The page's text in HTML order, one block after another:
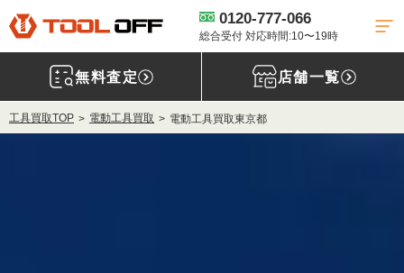
0120-777-066
総合受付 対応時間:10〜19時
無料査定 店舗一覧
工具買取TOP 電動工具買取 電動工具買取東京都